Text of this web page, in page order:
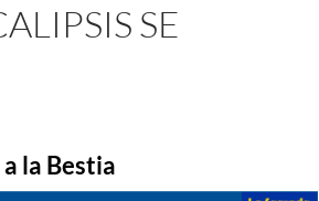
SE
la Bestia